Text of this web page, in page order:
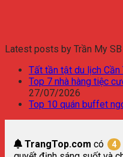
Latest posts by Trần My
Tất tần tật du lịch Cần
Top 7 nhà hàng tiệc
27/07/2026
Top 10 quán buffet
TrangTop.com có 4